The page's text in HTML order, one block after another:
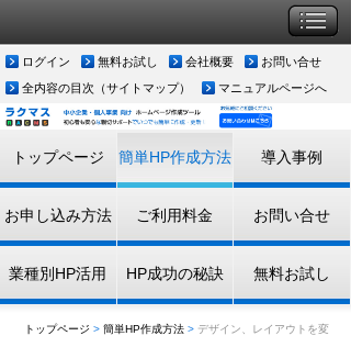
ログイン 無料お試し 会社概要
お問い合せ
全内容の目次（サイトマップ）
マニュアルページへ
トップページ 簡単HP作成方法 導入事例
お申し込み方法 ご利用料金 お問い合せ
業種別HP活用 HP成功の秘訣 無料お試し
トップページ > 簡単HP作成方法 > デザイン、レイアウトを変